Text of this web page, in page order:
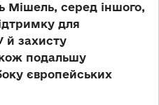
серед іншого,
для
й захисту
подальшу
європейських